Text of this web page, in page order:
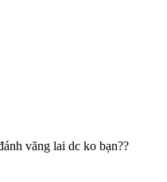
vãng lai dc ko bạn??